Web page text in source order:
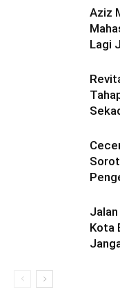
Aziz
Lagi
Kota